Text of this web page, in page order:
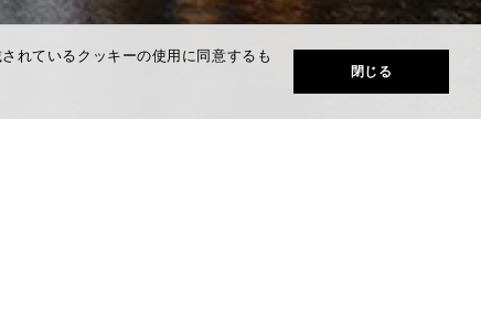
れているクッキーの使用に同意するも
閉じる